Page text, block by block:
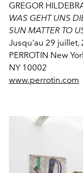
GREGOR
WAS GEHT UNS
SUN MATTER TO
Jusqu'au 29 juillet,
PERROTIN New
NY 10002
www.perrotin.com